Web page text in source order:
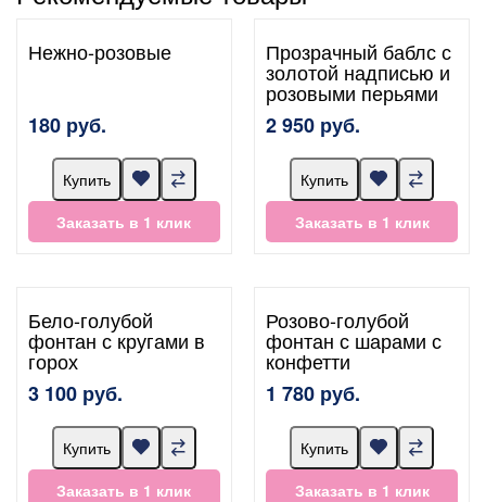
Нежно-розовые
180 руб.
Купить
Заказать в 1 клик
Прозрачный баблс с
золотой надписью и
розовыми перьями
2 950 руб.
Купить
Заказать в 1 клик
Бело-голубой
фонтан с кругами в
горох
3 100 руб.
Купить
Заказать в 1 клик
Розово-голубой
фонтан с шарами с
конфетти
1 780 руб.
Купить
Заказать в 1 клик